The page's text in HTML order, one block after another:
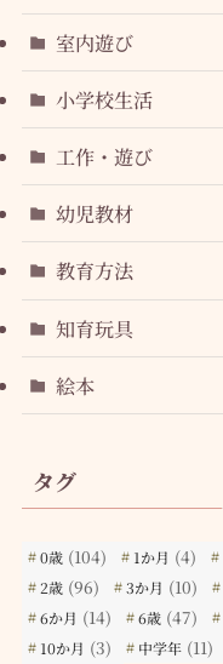
室内遊び
小学校生活
工作・遊び
幼児教材
教育方法
知育玩具
絵本
タグ
0歳 (104) 1か月 (4)
2歳 (96) 3か月 (10)
6か月 (14) 6歳 (47)
10か月 (3) 中学年 (11)